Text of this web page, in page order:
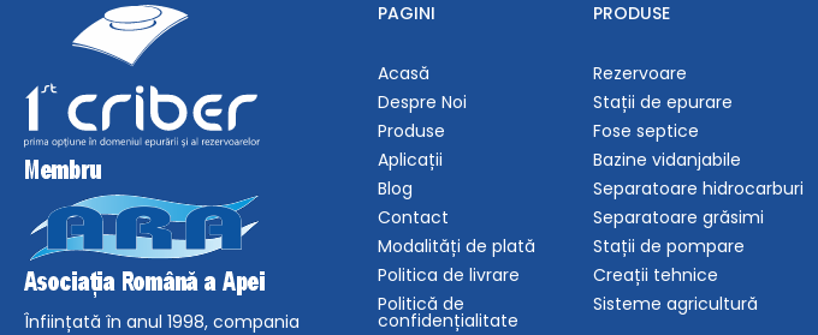
Înființată în anul 1998, compania
PAGINI
Acasă
Despre Noi
Produse
Aplicații
Blog
Contact
Modalități de plată
Politica de livrare
Politică de
confidențialitate
PRODUSE
Rezervoare
Stații de epurare
Fose septice
Bazine vidanjabile
Separatoare hidrocarburi
Separatoare grăsimi
Stații de pompare
Creații tehnice
Sisteme agricultură